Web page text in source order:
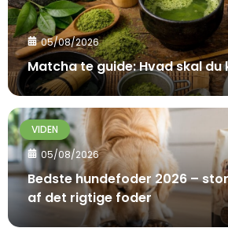
05/08/2026
Matcha te guide: Hvad skal du
VIDEN
05/08/2026
Bedste hundefoder 2026 –
af det rigtige foder